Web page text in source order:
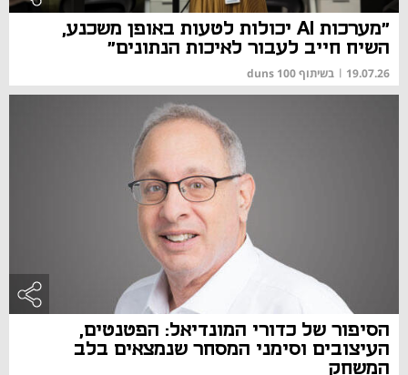
"מערכות AI יכולות לטעות באופן משכנע,
השיח חייב לעבור לאיכות הנתונים"
19.07.26
| בשיתוף duns 100
הסיפור של כדורי המונדיאל: הפטנטים,
העיצובים וסימני המסחר שנמצאים בלב
המשחק